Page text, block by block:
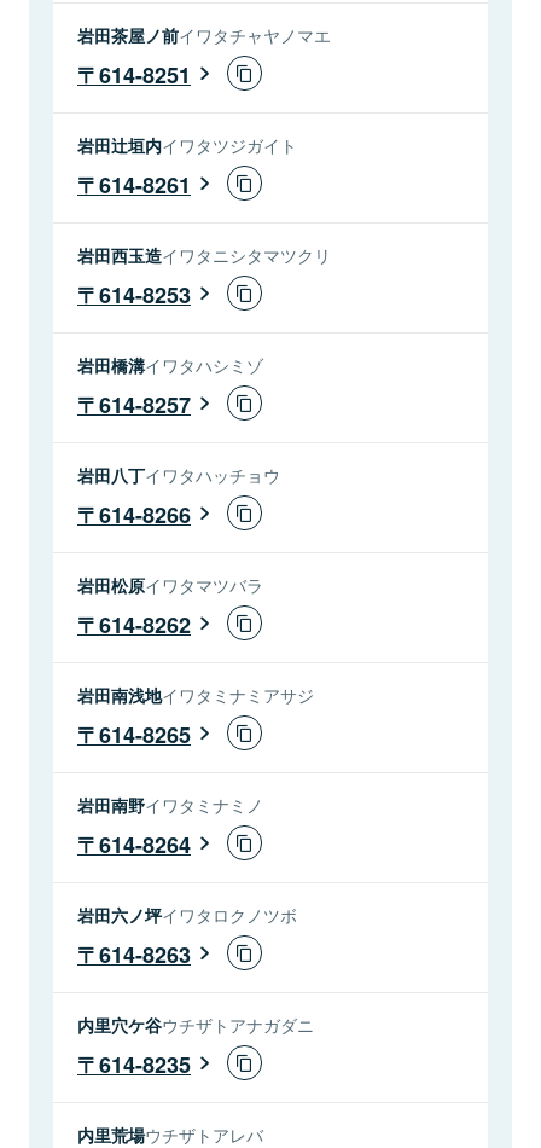
岩田茶屋ノ前イワタチャヤノマエ
614-8251
岩田辻垣内イワタツジガイト
614-8261
岩田西玉造イワタニシタマツクリ
614-8253
岩田橋溝イワタハシミゾ
614-8257
岩田八丁イワタハッチョウ
614-8266
岩田松原イワタマツバラ
614-8262
岩田南浅地イワタミナミアサジ
614-8265
岩田南野イワタミナミノ
614-8264
岩田六ノ坪イワタロクノツボ
614-8263
内里穴ケ谷ウチザトアナガダニ
614-8235
内里荒場ウチザトアレバ